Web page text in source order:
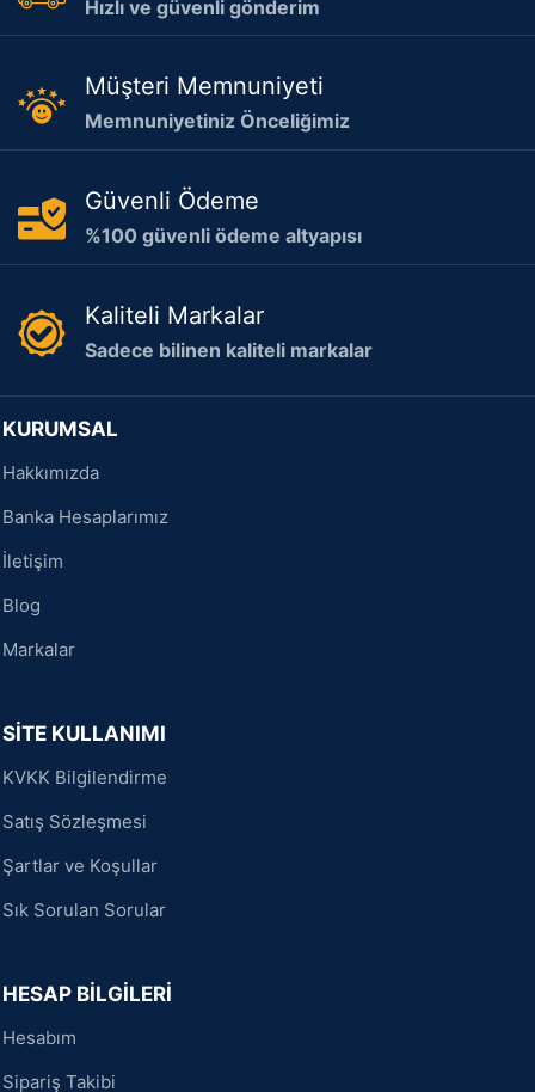
Hızlı ve güvenli gönderim
Müşteri Memnuniyeti
Memnuniyetiniz Önceliğimiz
Güvenli Ödeme
%100 güvenli ödeme altyapısı
Kaliteli Markalar
Sadece bilinen kaliteli markalar
KURUMSAL
Hakkımızda
Banka Hesaplarımız
İletişim
Blog
Markalar
SİTE KULLANIMI
KVKK Bilgilendirme
Satış Sözleşmesi
Şartlar ve Koşullar
Sık Sorulan Sorular
HESAP BİLGİLERİ
Hesabım
Sipariş Takibi